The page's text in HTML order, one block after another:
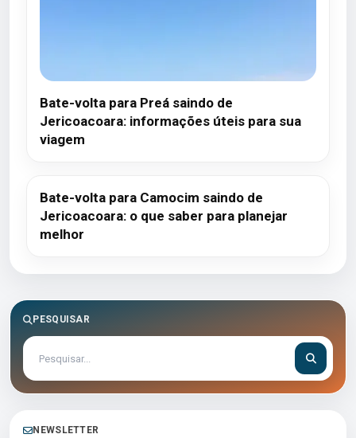
Bate-volta para Preá saindo de
Jericoacoara: informações úteis para sua
viagem
Bate-volta para Camocim saindo de
Jericoacoara: o que saber para planejar
melhor
PESQUISAR
NEWSLETTER